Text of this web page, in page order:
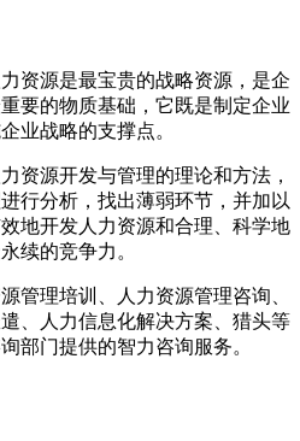
资源是最宝贵的战略资源，是企
要的物质基础，它既是制定企业
业战略的支撑点。
资源开发与管理的理论和方法，
行分析，找出薄弱环节，并加以
地开发人力资源和合理、科学地
续的竞争力。
管理培训、人力资源管理咨询、
、人力信息化解决方案、猎头等
部门提供的智力咨询服务。